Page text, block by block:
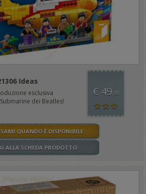
Ideas
esclusiva
dei Beatles!
€ 49,99
QUANDO È DISPONIBILE
ALLA SCHEDA PRODOTTO